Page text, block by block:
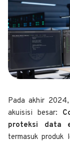
Pada akhir
akuisisi besar:
proteksi data
termasuk produk